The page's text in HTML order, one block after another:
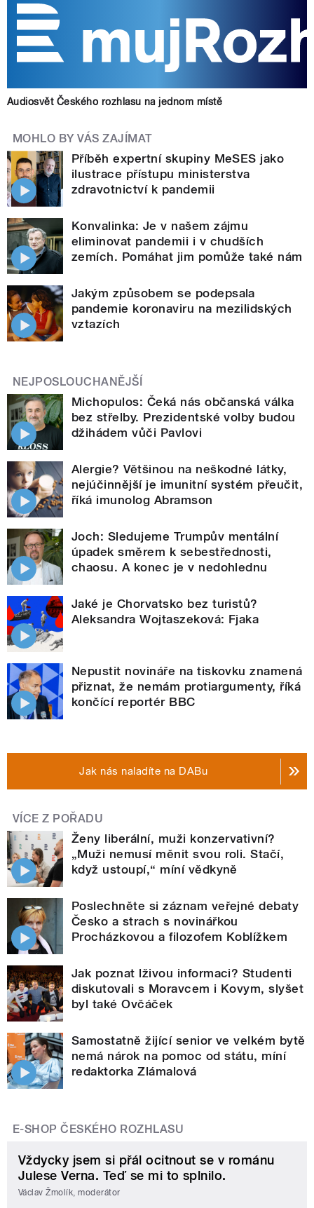
Audiosvět Českého rozhlasu na jednom místě
MOHLO BY VÁS ZAJÍMAT
Příběh expertní skupiny MeSES jako
ilustrace přístupu ministerstva
zdravotnictví k pandemii
Konvalinka: Je v našem zájmu
eliminovat pandemii i v chudších
zemích. Pomáhat jim pomůže také nám
Jakým způsobem se podepsala
pandemie koronaviru na mezilidských
vztazích
NEJPOSLOUCHANĚJŠÍ
Michopulos: Čeká nás občanská válka
bez střelby. Prezidentské volby budou
džihádem vůči Pavlovi
Alergie? Většinou na neškodné látky,
nejúčinnější je imunitní systém přeučit,
říká imunolog Abramson
Joch: Sledujeme Trumpův mentální
úpadek směrem k sebestřednosti,
chaosu. A konec je v nedohlednu
Jaké je Chorvatsko bez turistů?
Aleksandra Wojtaszeková: Fjaka
Nepustit novináře na tiskovku znamená
přiznat, že nemám protiargumenty, říká
končící reportér BBC
Jak nás naladíte na DABu
VÍCE Z POŘADU
Ženy liberální, muži konzervativní?
„Muži nemusí měnit svou roli. Stačí,
když ustoupí,“ míní vědkyně
Poslechněte si záznam veřejné debaty
Česko a strach s novinářkou
Procházkovou a filozofem Koblížkem
Jak poznat lživou informaci? Studenti
diskutovali s Moravcem i Kovym, slyšet
byl také Ovčáček
Samostatně žijící senior ve velkém bytě
nemá nárok na pomoc od státu, míní
redaktorka Zlámalová
E-SHOP ČESKÉHO ROZHLASU
Vždycky jsem si přál ocitnout se v románu
Julese Verna. Teď se mi to splnilo.
Václav Žmolík, moderátor